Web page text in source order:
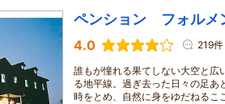
ペンション フォルメ
4.0 219件
誰もが憧れる果てしない大空と広
る地平線。過ぎ去った日々の足あ
時をとめ、自然に身をゆだねる